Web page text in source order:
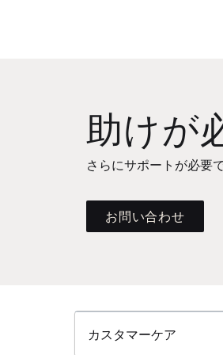
助けが
さらにサポートが必要
お問い合わせ
カスタマーケア